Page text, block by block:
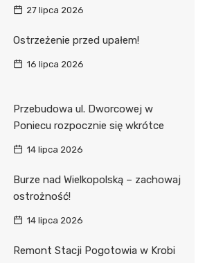
27 lipca 2026
Ostrzeżenie przed upałem!
16 lipca 2026
Przebudowa ul. Dworcowej w
Poniecu rozpocznie się wkrótce
14 lipca 2026
Burze nad Wielkopolską – zachowaj
ostrożność!
14 lipca 2026
Remont Stacji Pogotowia w Krobi